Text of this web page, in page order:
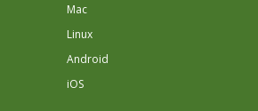
Mac
Linux
Android
iOS